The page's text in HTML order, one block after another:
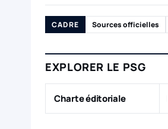
CADRE Sources officielles
EXPLORER LE PSG
Charte éditoriale